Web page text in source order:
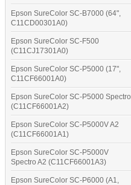
Epson SureColor SC-B7000 (64",
C11CD00301A0)
Epson SureColor SC-F500
(C11CJ17301A0)
Epson SureColor SC-P5000 (17",
C11CF66001A0)
Epson SureColor SC-P5000 Spectro
(C11CF66001A2)
Epson SureColor SC-P5000V A2
(C11CF66001A1)
Epson SureColor SC-P5000V
Spectro A2 (C11CF66001A3)
Epson SureColor SC-P6000 (A1,